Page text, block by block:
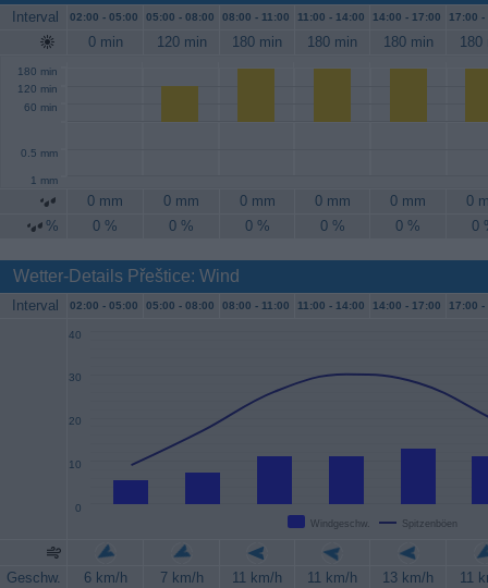
Interval 02:00 - 05:00 05:00 - 08:00 08:00 - 11:00 11:00 - 14:00 14:00 - 17:00 17:00 -
0 min 120 min 180 min 180 min 180 min 180
60 min
120 min
180 min
0.5 mm
1 mm
0 mm 0 mm 0 mm 0 mm 0 mm
0
%
0 % 0 % 0 % 0 % 0 % 0
Wetter-Details Přeštice: Wind
Interval 02:00 - 05:00 05:00 - 08:00 08:00 - 11:00 11:00 - 14:00 14:00 - 17:00 17:00 -
Windgeschw. Spitzenböen
0
10
20
30
40
Geschw. 6 km/h 7 km/h 11 km/h 11 km/h 13 km/h
11